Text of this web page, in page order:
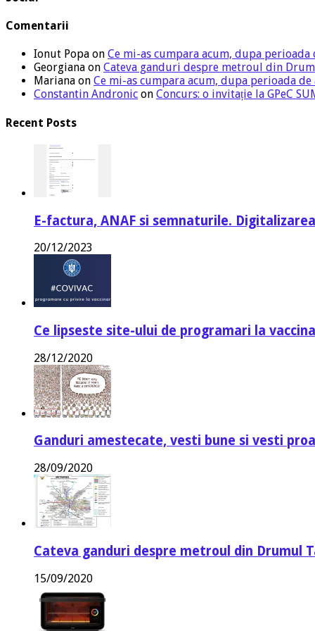
Comentarii
Ionut Popa on Ce mi-as cumpara acum, dupa
Georgiana on Cateva ganduri despre metroul din
Mariana on Ce mi-as cumpara acum, dupa perioada
Constantin Andronic on Concurs: o invitație la GPeC
Recent Posts
E-factura, ANAF si semnaturile.
20/12/2023
Ce lipseste site-ului de programari la
28/12/2020
Ganduri amestecate, vesti bune si vesti
28/09/2020
Cateva ganduri despre metroul din Drumul
15/09/2020